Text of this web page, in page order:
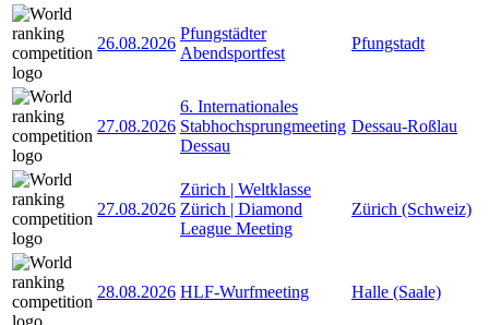
26.08.2026
Pfungstädter
Abendsportfest
Pfungstadt
27.08.2026
6. Internationales
Stabhochsprungmeeting
Dessau
Dessau-Roßlau
27.08.2026
Zürich | Weltklasse
Zürich | Diamond
League Meeting
Zürich (Schweiz)
28.08.2026 HLF-Wurfmeeting Halle (Saale)